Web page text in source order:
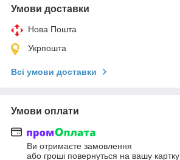
Умови доставки
Нова Пошта
Укрпошта
Всі умови доставки
Умови оплати
Ви отримаєте замовлення
або гроші повернуться на вашу картку